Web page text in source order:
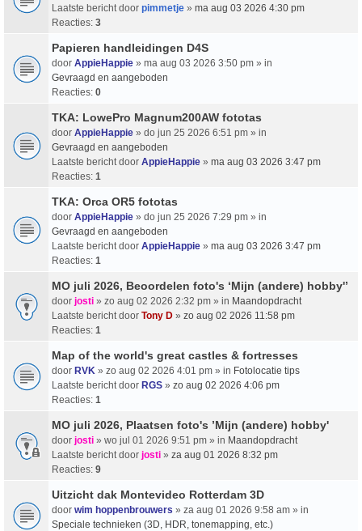
Laatste bericht door pimmetje » ma aug 03 2026 4:30 pm
Reacties: 3
Papieren handleidingen D4S
door AppieHappie » ma aug 03 2026 3:50 pm » in
Gevraagd en aangeboden
Reacties: 0
TKA: LowePro Magnum200AW fototas
door AppieHappie » do jun 25 2026 6:51 pm » in
Gevraagd en aangeboden
Laatste bericht door AppieHappie » ma aug 03 2026 3:47 pm
Reacties: 1
TKA: Orca OR5 fototas
door AppieHappie » do jun 25 2026 7:29 pm » in
Gevraagd en aangeboden
Laatste bericht door AppieHappie » ma aug 03 2026 3:47 pm
Reacties: 1
MO juli 2026, Beoordelen foto's ‘Mijn (andere) hobby'’
door josti » zo aug 02 2026 2:32 pm » in Maandopdracht
Laatste bericht door Tony D » zo aug 02 2026 11:58 pm
Reacties: 1
Map of the world's great castles & fortresses
door RVK » zo aug 02 2026 4:01 pm » in Fotolocatie tips
Laatste bericht door RGS » zo aug 02 2026 4:06 pm
Reacties: 1
MO juli 2026, Plaatsen foto's ’Mijn (andere) hobby'
door josti » wo jul 01 2026 9:51 pm » in Maandopdracht
Laatste bericht door josti » za aug 01 2026 8:32 pm
Reacties: 9
Uitzicht dak Montevideo Rotterdam 3D
door wim hoppenbrouwers » za aug 01 2026 9:58 am » in
Speciale technieken (3D, HDR, tonemapping, etc.)